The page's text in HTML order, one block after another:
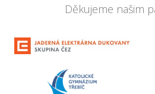
Děkujeme našim